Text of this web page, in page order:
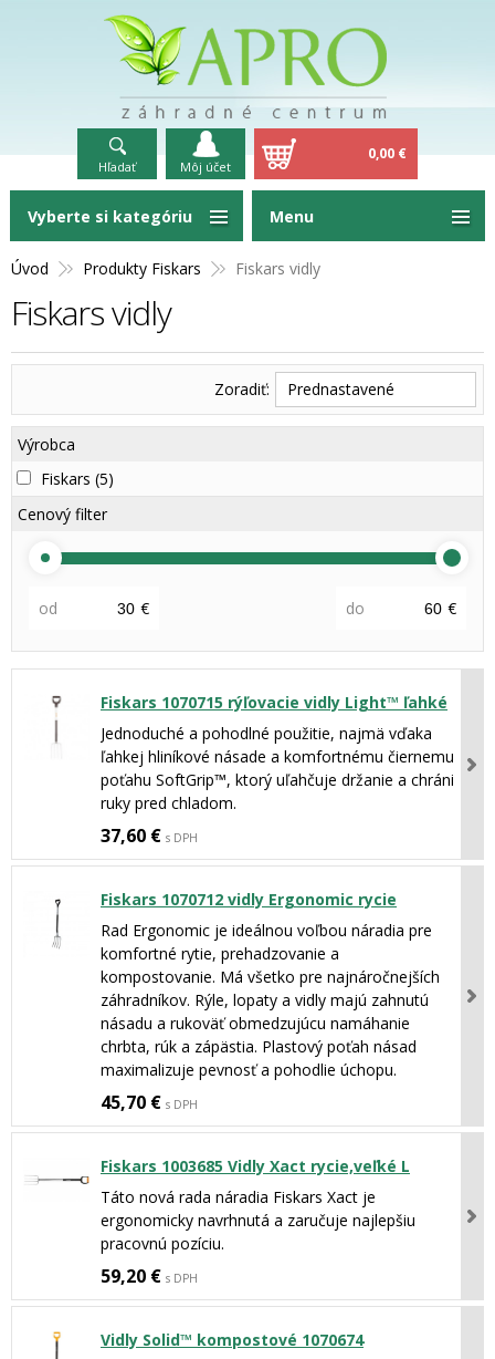
Hľadať Môj účet
0,00 €
Úvod Produkty Fiskars Fiskars vidly
Fiskars vidly
Zoradiť: Prednastavené
Výrobca
Fiskars (5)
Cenový filter
od € do €
Fiskars 1070715 rýľovacie vidly Light™ ľahké
Jednoduché a pohodlné použitie, najmä vďaka
ľahkej hliníkové násade a komfortnému čiernemu
poťahu SoftGrip™, ktorý uľahčuje držanie a chráni
ruky pred chladom.
37,60 € s DPH
Fiskars 1070712 vidly Ergonomic rycie
Rad Ergonomic je ideálnou voľbou náradia pre
komfortné rytie, prehadzovanie a
kompostovanie. Má všetko pre najnáročnejších
záhradníkov. Rýle, lopaty a vidly majú zahnutú
násadu a rukoväť obmedzujúcu namáhanie
chrbta, rúk a zápästia. Plastový poťah násad
maximalizuje pevnosť a pohodlie úchopu.
45,70 € s DPH
Fiskars 1003685 Vidly Xact rycie,veľké L
Táto nová rada náradia Fiskars Xact je
ergonomicky navrhnutá a zaručuje najlepšiu
pracovnú pozíciu.
59,20 € s DPH
Vidly Solid™ kompostové 1070674
Vyberte si kategóriu Menu